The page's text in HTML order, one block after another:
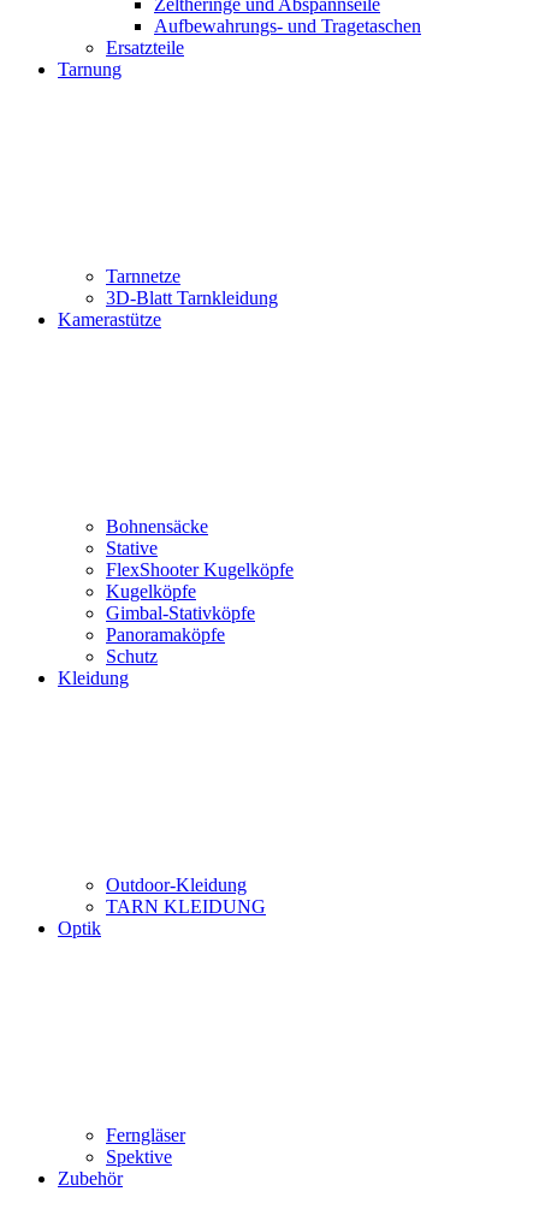
Aufbewahrungs- und Tragetaschen
Ersatzteile
Tarnung
Tarnnetze
3D-Blatt Tarnkleidung
Kamerastütze
Bohnensäcke
Stative
FlexShooter Kugelköpfe
Kugelköpfe
Gimbal-Stativköpfe
Panoramaköpfe
Schutz
Kleidung
Outdoor-Kleidung
TARN KLEIDUNG
Optik
Ferngläser
Spektive
Zubehör